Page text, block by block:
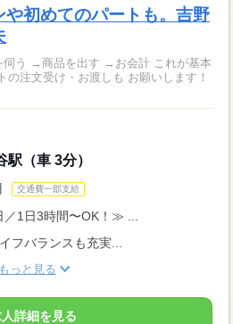
初めてのパートも。吉野
商品を出す →お会計 これが基本
の注文受け・お渡しも お願いします！
（車 3分）
交通費一部支給
1日3時間〜OK！≫ ...
フバランスも充実...
もっと見る
詳細を見る